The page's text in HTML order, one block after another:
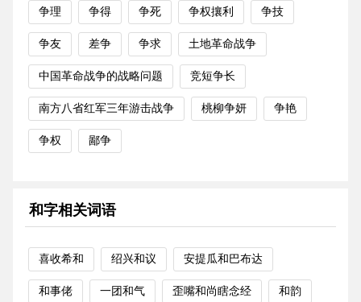
争理 争得 争死 争权攘利 争技
争友 差争 争求 土地革命战争
中国革命战争的战略问题 竞短争长
南方八省红军三年游击战争 桃柳争妍 争艳
争权 鄙争
和字相关词语
喜收希和 绍兴和议 安提瓜和巴布达
和事佬 一团和气 歪嘴和尚瞎念经 和韵